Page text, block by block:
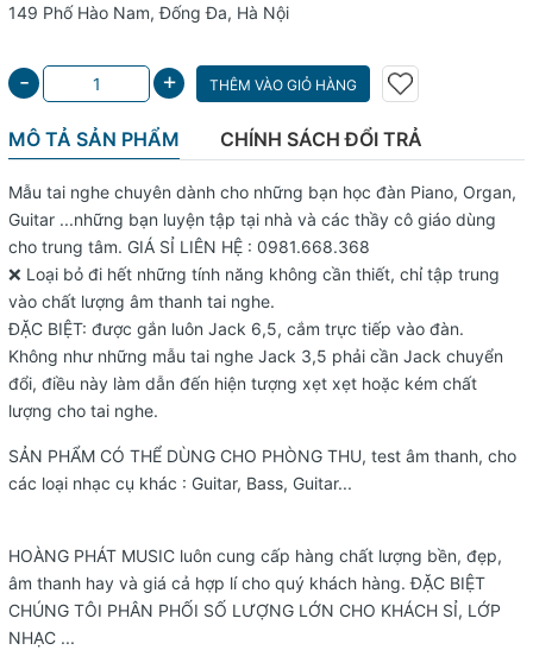
149 Phố Hào Nam, Đống Đa, Hà Nội
- + THÊM VÀO GIỎ HÀNG
MÔ TẢ SẢN PHẨM CHÍNH SÁCH ĐỔI TRẢ
Mẫu tai nghe chuyên dành cho những bạn học đàn Piano, Organ,
Guitar ...những bạn luyện tập tại nhà và các thầy cô giáo dùng
cho trung tâm. GIÁ SỈ LIÊN HỆ : 0981.668.368
❌ Loại bỏ đi hết những tính năng không cần thiết, chỉ tập trung
vào chất lượng âm thanh tai nghe.
ĐẶC BIỆT: được gắn luôn Jack 6,5, cắm trực tiếp vào đàn.
Không như những mẫu tai nghe Jack 3,5 phải cần Jack chuyển
đổi, điều này làm dẫn đến hiện tượng xẹt xẹt hoặc kém chất
lượng cho tai nghe.
SẢN PHẨM CÓ THỂ DÙNG CHO PHÒNG THU, test âm thanh, cho
các loại nhạc cụ khác : Guitar, Bass, Guitar...
HOÀNG PHÁT MUSIC luôn cung cấp hàng chất lượng bền, đẹp,
âm thanh hay và giá cả hợp lí cho quý khách hàng. ĐẶC BIỆT
CHÚNG TÔI PHÂN PHỐI SỐ LƯỢNG LỚN CHO KHÁCH SỈ, LỚP
NHẠC ...